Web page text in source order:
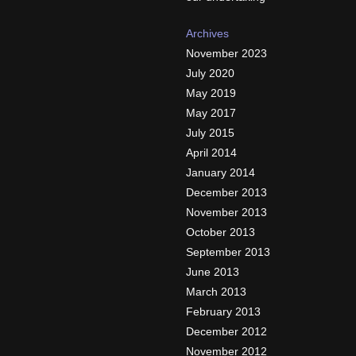
Archives
November 2023
July 2020
May 2019
May 2017
July 2015
April 2014
January 2014
December 2013
November 2013
October 2013
September 2013
June 2013
March 2013
February 2013
December 2012
November 2012